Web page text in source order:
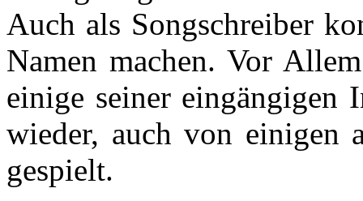
Auch als Songschreiber
Namen machen. Vor
einige seiner eingängigen
wieder, auch von einigen
gespielt.